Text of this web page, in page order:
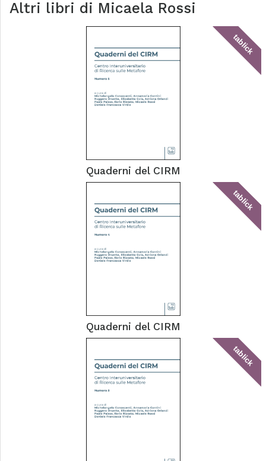
Altri libri di Micaela Rossi
tablick
Quaderni del CIRM
tablick
Quaderni del CIRM
tablick